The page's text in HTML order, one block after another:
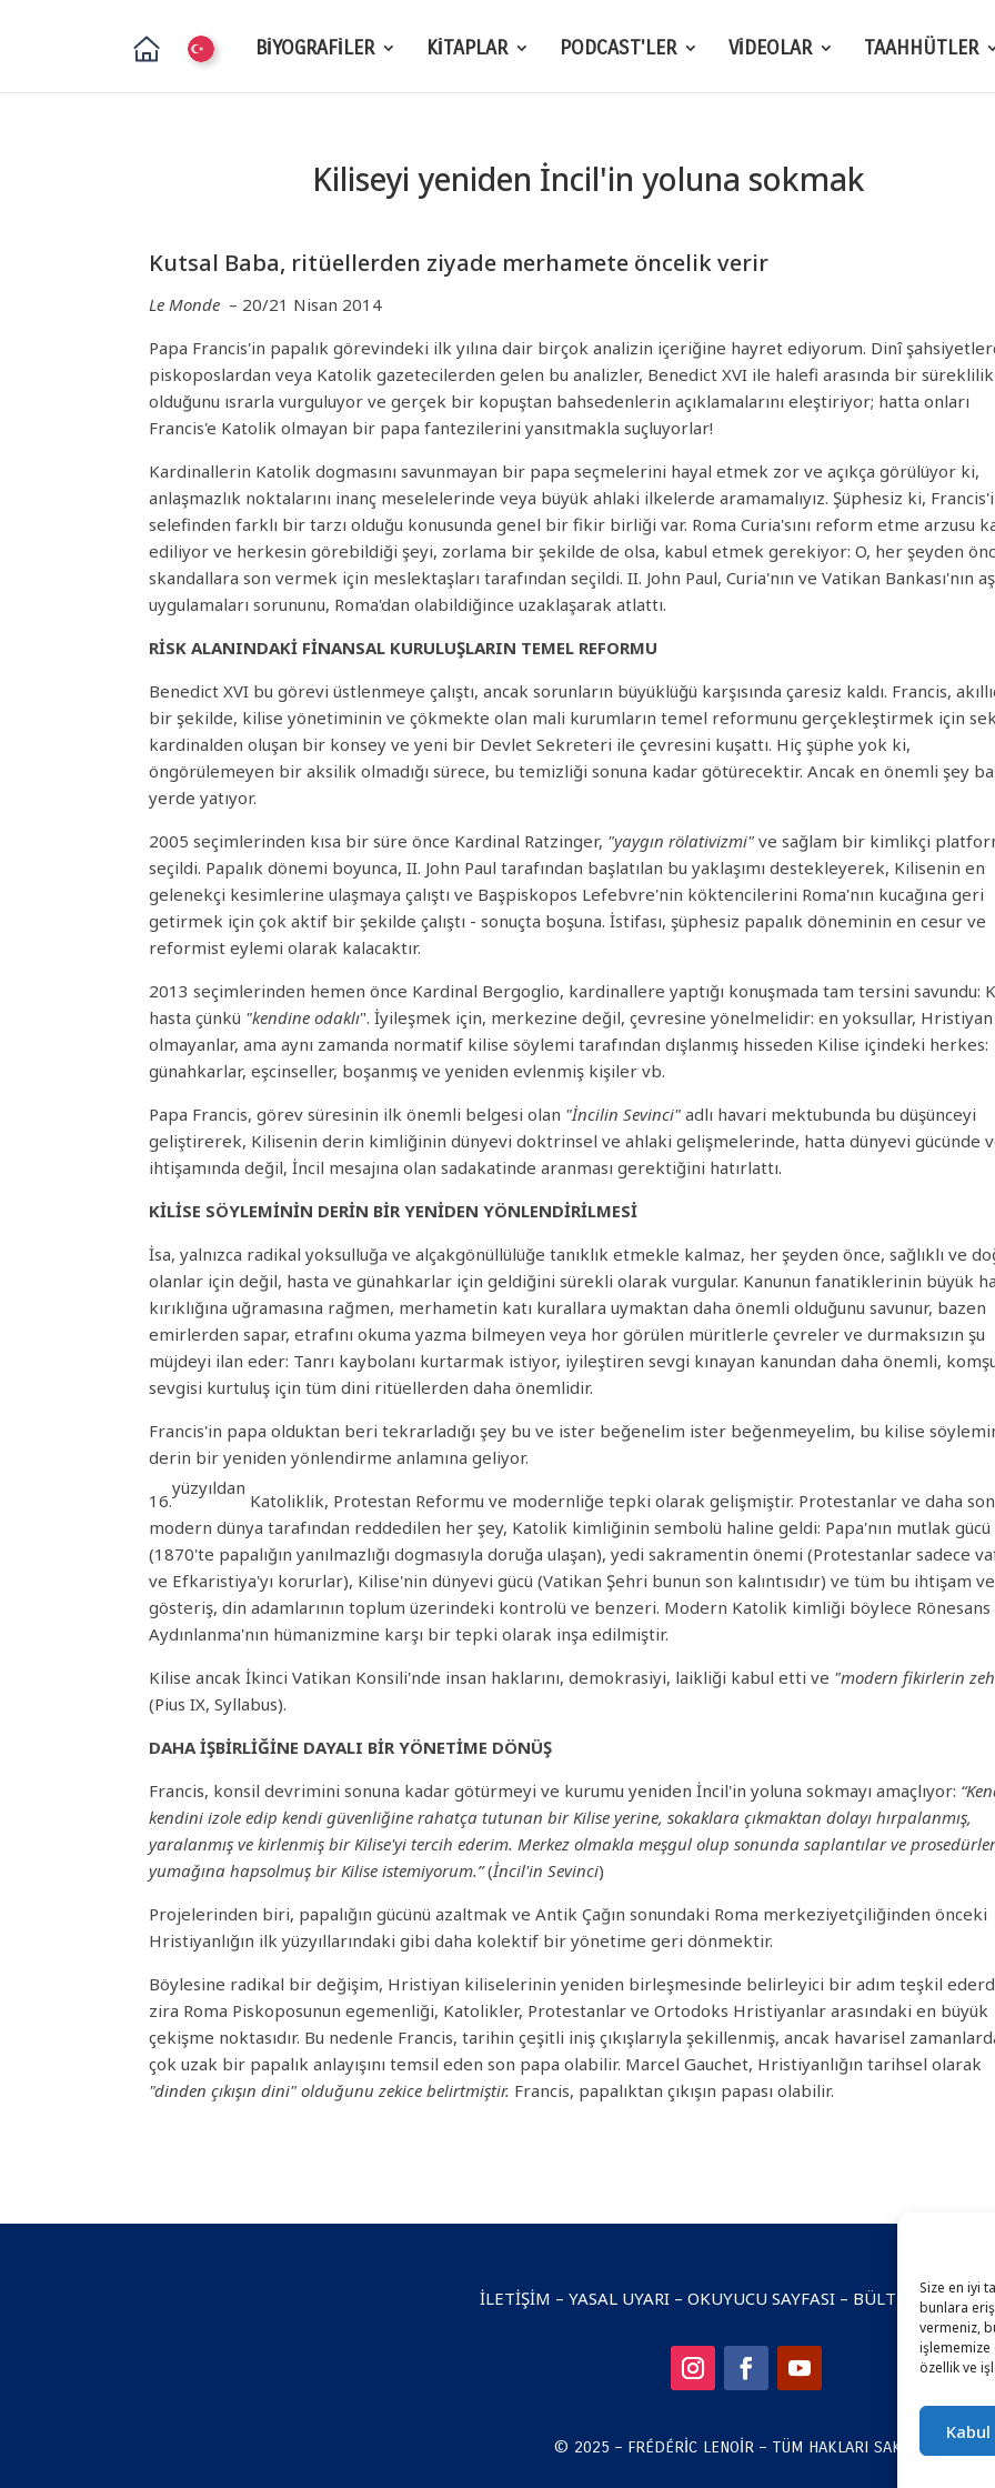
Size en iyi
bunlara
vermeniz,
işlememize
özellik ve
BİYOGRAFİLER KİTAPLAR PODCAST'LER VİDEOLAR TAAHHÜTLER
Kiliseyi yeniden İncil'in yoluna sokmak
Kutsal Baba, ritüellerden ziyade merhamete öncelik verir
Le Monde – 20/21 Nisan 2014
Papa Francis'in papalık görevindeki ilk yılına dair birçok analizin içeriğine hayret ediyorum. Dinî
piskoposlardan veya Katolik gazetecilerden gelen bu analizler, Benedict XVI ile halefi arasında bir süreklilik
olduğunu ısrarla vurguluyor ve gerçek bir kopuştan bahsedenlerin açıklamalarını eleştiriyor; hatta onları
Francis'e Katolik olmayan bir papa fantezilerini yansıtmakla suçluyorlar!
Kardinallerin Katolik dogmasını savunmayan bir papa seçmelerini hayal etmek zor ve açıkça görülüyor ki,
anlaşmazlık noktalarını inanç meselelerinde veya büyük ahlaki ilkelerde aramamalıyız. Şüphesiz ki,
selefinden farklı bir tarzı olduğu konusunda genel bir fikir birliği var. Roma Curia'sını reform etme arzusu
ediliyor ve herkesin görebildiği şeyi, zorlama bir şekilde de olsa, kabul etmek gerekiyor: O, her şeyden
skandallara son vermek için meslektaşları tarafından seçildi. II. John Paul, Curia'nın ve Vatikan Bankası'nın
uygulamaları sorununu, Roma'dan olabildiğince uzaklaşarak atlattı.
RİSK ALANINDAKİ FİNANSAL KURULUŞLARIN TEMEL REFORMU
Benedict XVI bu görevi üstlenmeye çalıştı, ancak sorunların büyüklüğü karşısında çaresiz kaldı. Francis,
bir şekilde, kilise yönetiminin ve çökmekte olan mali kurumların temel reformunu gerçekleştirmek için
kardinalden oluşan bir konsey ve yeni bir Devlet Sekreteri ile çevresini kuşattı. Hiç şüphe yok ki,
öngörülemeyen bir aksilik olmadığı sürece, bu temizliği sonuna kadar götürecektir. Ancak en önemli şey
yerde yatıyor.
2005 seçimlerinden kısa bir süre önce Kardinal Ratzinger, "yaygın rölativizmi" ve sağlam bir kimlikçi
seçildi. Papalık dönemi boyunca, II. John Paul tarafından başlatılan bu yaklaşımı destekleyerek, Kilisenin en
gelenekçi kesimlerine ulaşmaya çalıştı ve Başpiskopos Lefebvre'nin köktencilerini Roma'nın kucağına geri
getirmek için çok aktif bir şekilde çalıştı - sonuçta boşuna. İstifası, şüphesiz papalık döneminin en cesur ve
reformist eylemi olarak kalacaktır.
2013 seçimlerinden hemen önce Kardinal Bergoglio, kardinallere yaptığı konuşmada tam tersini savundu:
hasta çünkü "kendine odaklı". İyileşmek için, merkezine değil, çevresine yönelmelidir: en yoksullar, Hristiyan
olmayanlar, ama aynı zamanda normatif kilise söylemi tarafından dışlanmış hisseden Kilise içindeki herkes:
günahkarlar, eşcinseller, boşanmış ve yeniden evlenmiş kişiler vb.
Papa Francis, görev süresinin ilk önemli belgesi olan "İncilin Sevinci" adlı havari mektubunda bu düşünceyi
geliştirerek, Kilisenin derin kimliğinin dünyevi doktrinsel ve ahlaki gelişmelerinde, hatta dünyevi gücünde
ihtişamında değil, İncil mesajına olan sadakatinde aranması gerektiğini hatırlattı.
KİLİSE SÖYLEMİNİN DERİN BİR YENİDEN YÖNLENDİRİLMESİ
İsa, yalnızca radikal yoksulluğa ve alçakgönüllülüğe tanıklık etmekle kalmaz, her şeyden önce, sağlıklı ve
olanlar için değil, hasta ve günahkarlar için geldiğini sürekli olarak vurgular. Kanunun fanatiklerinin büyük
kırıklığına uğramasına rağmen, merhametin katı kurallara uymaktan daha önemli olduğunu savunur, bazen
emirlerden sapar, etrafını okuma yazma bilmeyen veya hor görülen müritlerle çevreler ve durmaksızın şu
müjdeyi ilan eder: Tanrı kaybolanı kurtarmak istiyor, iyileştiren sevgi kınayan kanundan daha önemli,
sevgisi kurtuluş için tüm dini ritüellerden daha önemlidir.
Francis'in papa olduktan beri tekrarladığı şey bu ve ister beğenelim ister beğenmeyelim, bu kilise
derin bir yeniden yönlendirme anlamına geliyor.
16.
yüzyıldan
Katoliklik, Protestan Reformu ve modernliğe tepki olarak gelişmiştir. Protestanlar ve daha
modern dünya tarafından reddedilen her şey, Katolik kimliğinin sembolü haline geldi: Papa'nın mutlak gücü
(1870'te papalığın yanılmazlığı dogmasıyla doruğa ulaşan), yedi sakramentin önemi (Protestanlar sadece
ve Efkaristiya'yı korurlar), Kilise'nin dünyevi gücü (Vatikan Şehri bunun son kalıntısıdır) ve tüm bu ihtişam ve
gösteriş, din adamlarının toplum üzerindeki kontrolü ve benzeri. Modern Katolik kimliği böylece Rönesans
Aydınlanma'nın hümanizmine karşı bir tepki olarak inşa edilmiştir.
Kilise ancak İkinci Vatikan Konsili'nde insan haklarını, demokrasiyi, laikliği kabul etti ve "modern fikirlerin
(Pius IX, Syllabus).
DAHA İŞBİRLİĞİNE DAYALI BİR YÖNETİME DÖNÜŞ
Francis, konsil devrimini sonuna kadar götürmeyi ve kurumu yeniden İncil'in yoluna sokmayı amaçlıyor:
kendini izole edip kendi güvenliğine rahatça tutunan bir Kilise yerine, sokaklara çıkmaktan dolayı hırpalanmış,
yaralanmış ve kirlenmiş bir Kilise'yi tercih ederim. Merkez olmakla meşgul olup sonunda saplantılar ve
yumağına hapsolmuş bir Kilise istemiyorum.”(İncil'in Sevinci)
Projelerinden biri, papalığın gücünü azaltmak ve Antik Çağın sonundaki Roma merkeziyetçiliğinden önceki
Hristiyanlığın ilk yüzyıllarındaki gibi daha kolektif bir yönetime geri dönmektir.
Böylesine radikal bir değişim, Hristiyan kiliselerinin yeniden birleşmesinde belirleyici bir adım teşkil
zira Roma Piskoposunun egemenliği, Katolikler, Protestanlar ve Ortodoks Hristiyanlar arasındaki en büyük
çekişme noktasıdır. Bu nedenle Francis, tarihin çeşitli iniş çıkışlarıyla şekillenmiş, ancak havarisel
çok uzak bir papalık anlayışını temsil eden son papa olabilir. Marcel Gauchet, Hristiyanlığın tarihsel olarak
"dinden çıkışın dini" olduğunu zekice belirtmiştir. Francis, papalıktan çıkışın papası olabilir.
İLETIŞIM – YASAL UYARI– OKUYUCU SAYFASI– BÜLTEN
© 2025 – FRÉDÉRIC LENOIR – TÜM HAKLARI SAKLIDIR